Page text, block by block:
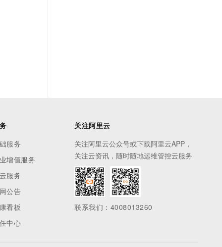
服务
增值服务
服务
公告
看板
中心
关注阿里云
关注阿里云公众号或下载阿里云APP，
关注云资讯，随时随地运维管控云服务
联系我们：4008013260